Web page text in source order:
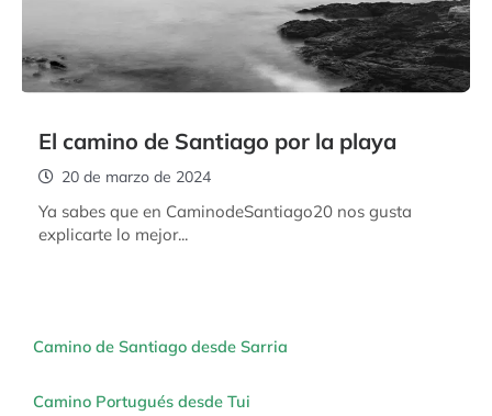
El camino de Santiago por la playa
20 de marzo de 2024
Ya sabes que en CaminodeSantiago20 nos gusta
explicarte lo mejor...
Camino de Santiago desde Sarria
Camino Portugués desde Tui